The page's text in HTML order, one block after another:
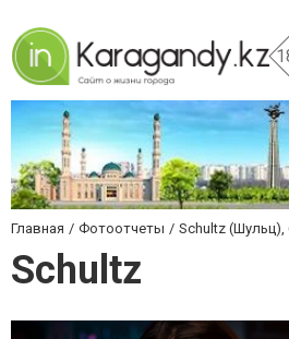
Главная Фотоотчеты Schultz (Шульц),
Schultz